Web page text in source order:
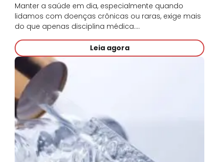
Manter a saúde em dia, especialmente quando
lidamos com doenças crônicas ou raras, exige mais
do que apenas disciplina médica.…
Leia agora